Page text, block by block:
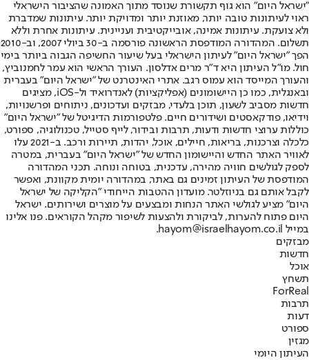
"ישראל היום" הוא גוף תקשורת שנוסד מתוך האמונה שהציבור הישראלי
ראוי לעיתונות טובה יותר, מאוזנת יותר ומדויקת יותר. עיתונות שמדברת
ולא צועקת. עיתונות אמינה, אובייקטיבית ועניינית. עיתונות אחרת וללא
תשלום. המהדורה המודפסת הראשונה פורסמה ב-30 ביולי 2007, וב-2010
הפך "ישראל היום" לעיתון הישראלי בעל שיעור החשיפה הגבוה ביותר בימי
חול. מו"ל העיתון היא ד"ר מרים אדלסון. העורך הראשי הוא עמר לחמנוביץ,
והעורך המייסד הוא עמוס רגב. אתרי האינטרנט של "ישראל היום" בעברית
ובאנגלית, כמו כן היישומונים (אפליקציות) לאנדרואיד ול-iOS, מציגים
חדשות מסביב לשעון, תוכן בלעדי, מבזקים ועדכונים, ניתוחים ופרשנויות,
וידיאו, פודקאסטים ושידורים חיים. פלטפורמות הדיגיטל של "ישראל היום"
כוללות ערוצי חדשות ודעות, תרבות ובידור, לייף סטייל, טכנולוגיה, ספורט,
כלכלה וצרכנות, בריאות, חיילים, אוכל, יהדות, תיירות ורכב. ב-2021 עלו
לאוויר האתר החדש והיישומון החדש של "ישראל היום" בעברית, במטרה
לספק לגולשים חוויה מהירה, עדכנית, בטוחה ונוחה. תכני המהדורה
המודפסת של העיתון זמינים גם באתר, במהדורה יומית מקוונת, ואפשר
לקבל אותם גם בניוזלטר. מועדון ההטבות הייחודי "הקליקה של ישראל
היום" מציע לגולשי האתר הנחות ומבצעים על מוצרים ושירותים. ישראל
היום פתוח להערות, לביקורת ולהצעות לשיפור מקהל הקוראים. פנו אלינו
במייל hayom@israelhayom.co.il.
מבזקים
חדשות
אוכל
תשחץ
ForReal
תרבות
דעות
ספורט
מגזין
העיתון היומי